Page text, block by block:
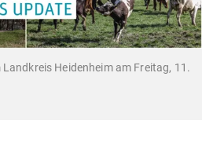
Heidenheim am Freitag, 11.